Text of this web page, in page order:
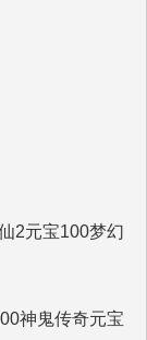
2元宝100梦幻
神鬼传奇元宝